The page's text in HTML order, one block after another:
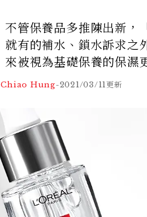
不管保養品多推陳出新，
就有的補水、鎖水訴求之
來被視為基礎保養的保濕
Chiao Hung-2021/03/11更新